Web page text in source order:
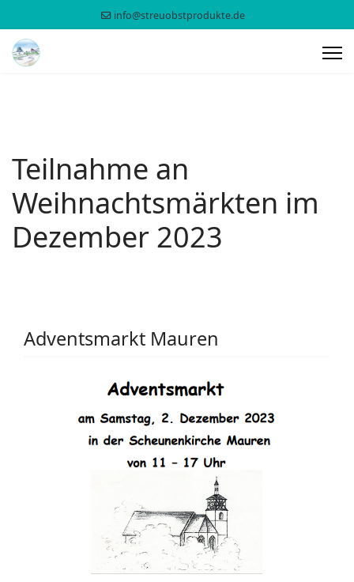
info@streuobstprodukte.de
Teilnahme an
Weihnachtsmärkten im
Dezember 2023
Adventsmarkt Mauren